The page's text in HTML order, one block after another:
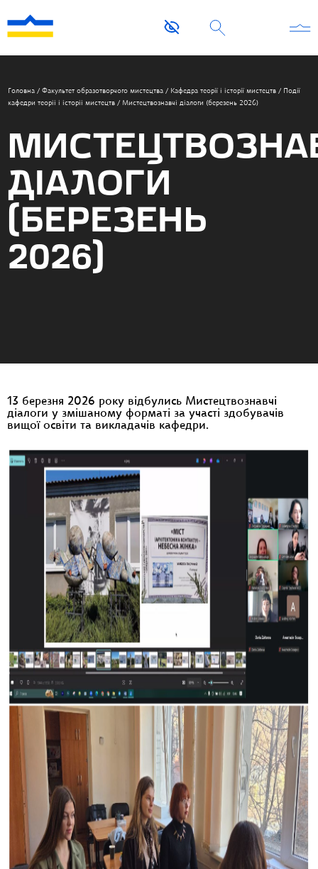
Головна / Факультет образотворчого мистецтва / Кафедра теорії і історії мистецтв / Події
кафедри теоріі і історіі мистецтв / Мистецтвознавчі діалоги (березень 2026)
ДІАЛОГИ
(БЕРЕЗЕНЬ
2026)
13 березня 2026 року відбулись Мистецтвознавчі
діалоги у змішаному форматі за участі здобувачів
вищої освіти та викладачів кафедри.